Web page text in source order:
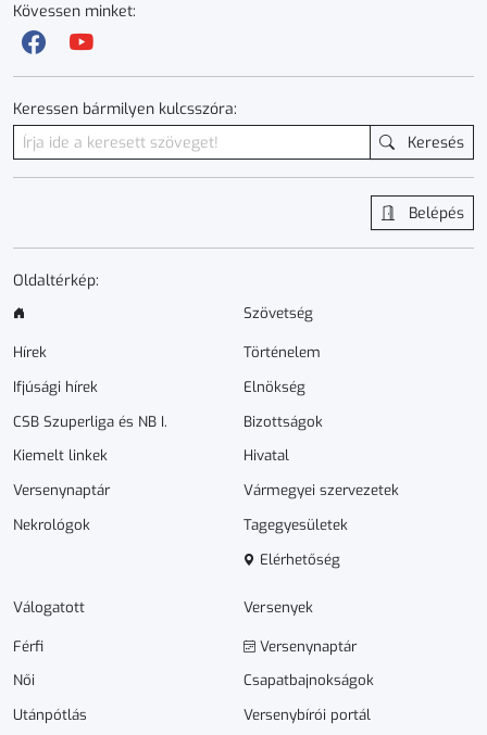
Kövessen minket:
Keressen bármilyen kulcsszóra:
Keresés
Belépés
Oldaltérkép:
Hírek
Ifjúsági hírek
CSB Szuperliga és NB I.
Kiemelt linkek
Versenynaptár
Nekrológok
Szövetség
Történelem
Elnökség
Bizottságok
Hivatal
Vármegyei szervezetek
Tagegyesületek
Elérhetőség
Válogatott
Férfi
Női
Utánpótlás
Versenyek
Versenynaptár
Csapatbajnokságok
Versenybírói portál